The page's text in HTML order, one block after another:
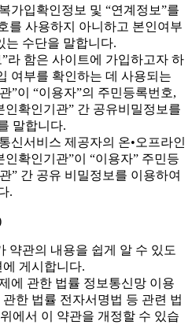
가입확인정보 및 “연계정보”를
를 사용하지 아니하고 본인여부
는 수단을 말합니다.
라 함은 사이트에 가입하고자 하
여부를 확인하는 데 사용되는
”이 “이용자”의 주민등록번호,
인확인기관” 간 공유비밀정보를
말합니다.
신서비스 제공자의 온•오프라인
확인기관”이 “이용자” 주민등
” 간 공유 비밀정보를 이용하여
.
약관의 내용을 쉽게 알 수 있도
게시합니다.
에 관한 법률 정보통신망 이용
한 법률 전자서명법 등 관련 법
에서 이 약관을 개정할 수 있습